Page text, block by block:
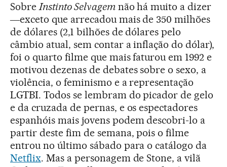
SobreInstinto Selvagemnão há muito a dizer
―exceto que arrecadou mais de 350 milhões
de dólares (2,1 bilhões de dólares pelo
câmbio atual, sem contar a inflação do dólar),
foi o quarto filme que mais faturou em 1992 e
motivou dezenas de debates sobre o sexo, a
violência, o feminismo e a representação
LGTBI. Todos se lembram do picador de gelo
e da cruzada de pernas, e os espectadores
espanhóis mais jovens podem descobri-lo a
partir deste fim de semana, pois o filme
entrou no último sábado para o catálogo da
Netflix. Mas a personagem de Stone, a vilã